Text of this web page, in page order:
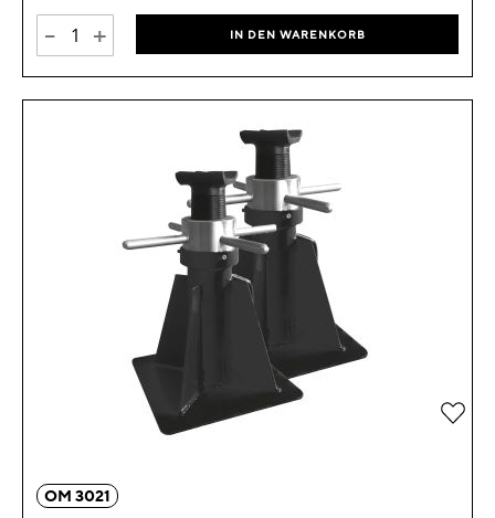
- + IN DEN WARENKORB
OM 3021
Zur